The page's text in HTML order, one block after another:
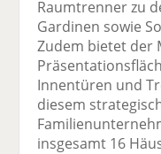
Raumtrenner zu
Gardinen sowie
Zudem bietet der
Innentüren und
diesem
insgesamt 16